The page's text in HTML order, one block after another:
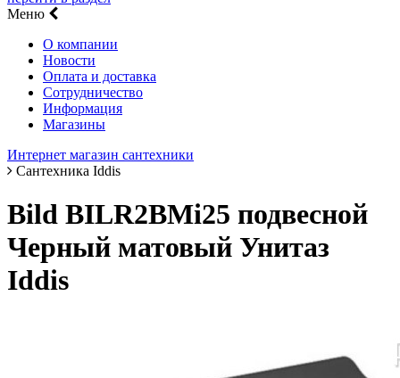
Меню
О компании
Новости
Оплата и доставка
Сотрудничество
Информация
Магазины
Интернет магазин сантехники
Сантехника Iddis
Bild BILR2BMi25 подвесной
Черный матовый Унитаз
Iddis